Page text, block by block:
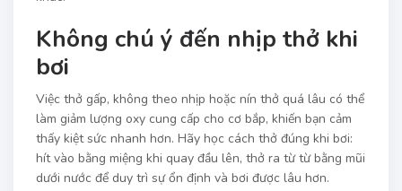
Không chú ý đến nhịp thở khi
bơi
Việc thở gấp, không theo nhịp hoặc nín thở quá lâu có thể
làm giảm lượng oxy cung cấp cho cơ bắp, khiến bạn cảm
thấy kiệt sức nhanh hơn. Hãy học cách thở đúng khi bơi:
hít vào bằng miệng khi quay đầu lên, thở ra từ từ bằng mũi
dưới nước để duy trì sự ổn định và bơi được lâu hơn.